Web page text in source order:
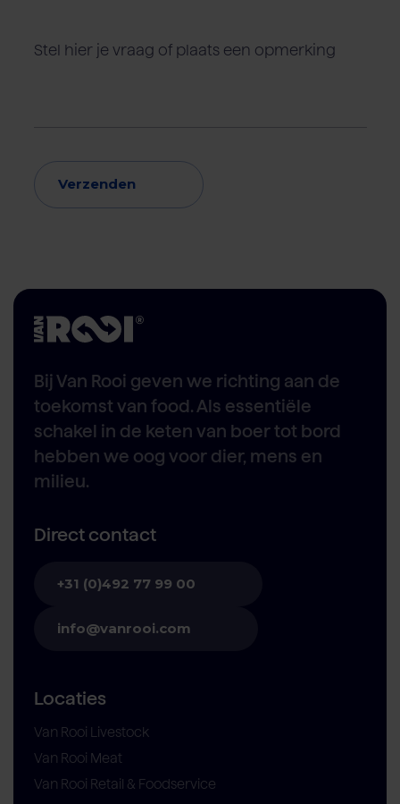
Verzenden
Bij Van Rooi geven we richting aan de
toekomst van food. Als essentiële
schakel in de keten van boer tot bord
hebben we oog voor dier, mens en
milieu.
Direct contact
+31 (0)492 77 99 00
info@vanrooi.com
Locaties
Van Rooi Livestock
Van Rooi Meat
Van Rooi Retail & Foodservice